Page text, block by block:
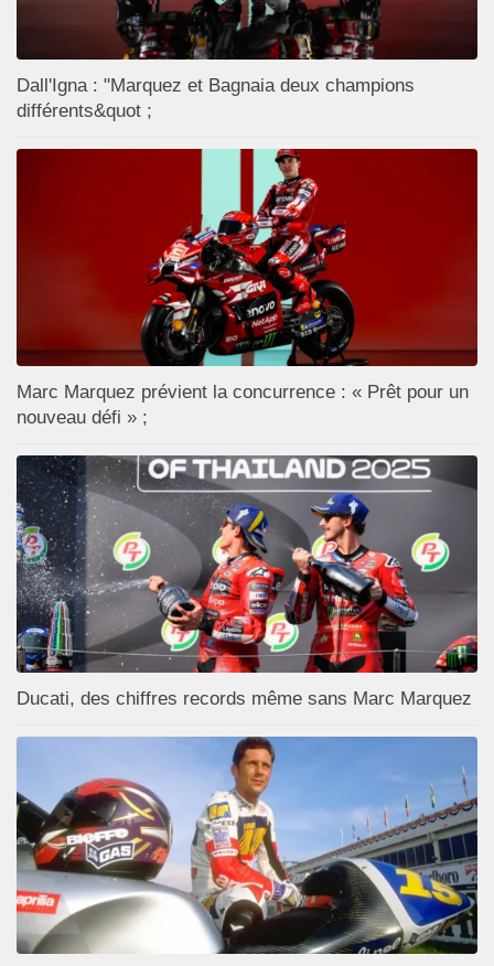
Dall'Igna : "Marquez et Bagnaia deux champions
différents&quot ;
Marc Marquez prévient la concurrence : « Prêt pour un
nouveau défi » ;
Ducati, des chiffres records même sans Marc Marquez